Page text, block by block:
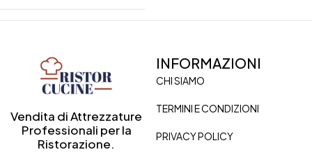
Vendita di Attrezzature
Professionali per la
Ristorazione.
INFORMAZIONI
CHI SIAMO
TERMINI E CONDIZIONI
PRIVACY POLICY